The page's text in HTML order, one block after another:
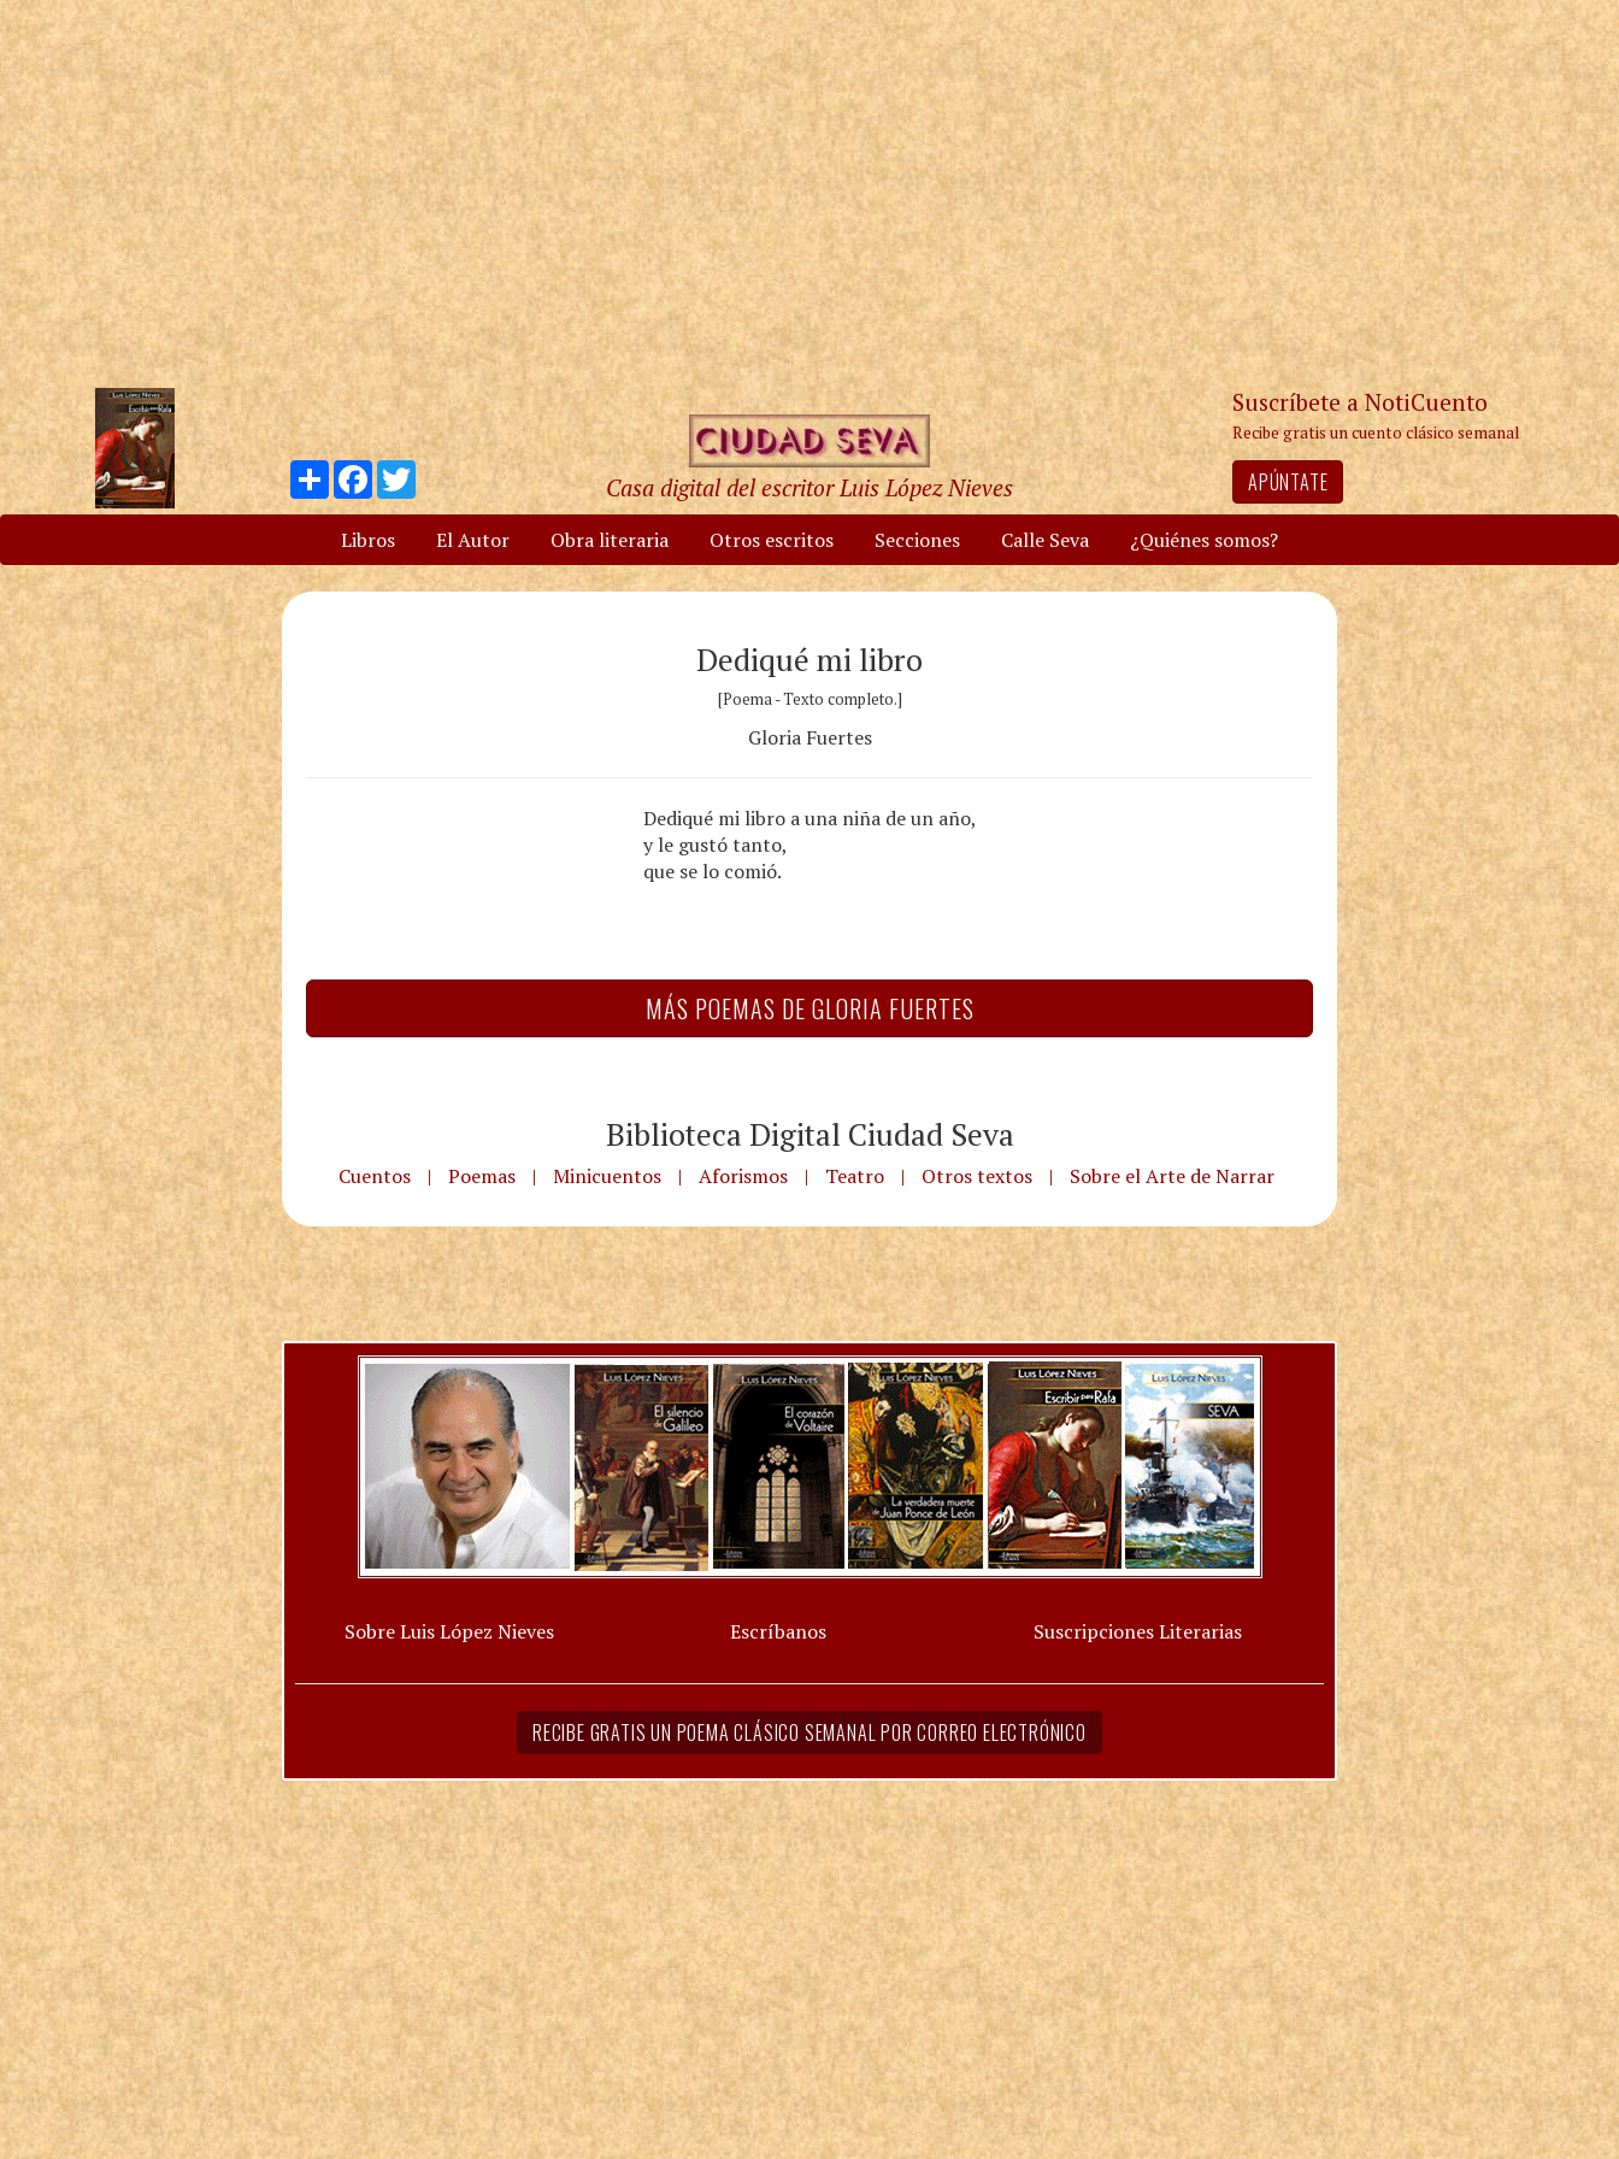
Compartir
Facebook
Twitter
Casa digital del escritor Luis López Nieves
Suscríbete a NotiCuento
Recibe gratis un cuento clásico semanal
APÚNTATE
Libros El Autor Obra literaria Otros escritos Secciones Calle Seva ¿Quiénes somos?
Dediqué mi libro
[Poema - Texto completo.]
Gloria Fuertes
Dediqué mi libro a una niña de un año,
y le gustó tanto,
que se lo comió.
MÁS POEMAS DE GLORIA FUERTES
Biblioteca Digital Ciudad Seva
Cuentos | Poemas | Minicuentos | Aforismos | Teatro | Otros textos | Sobre el Arte de Narrar
Sobre Luis López Nieves Escríbanos Suscripciones Literarias
RECIBE GRATIS UN POEMA CLÁSICO SEMANAL POR CORREO ELECTRÓNICO